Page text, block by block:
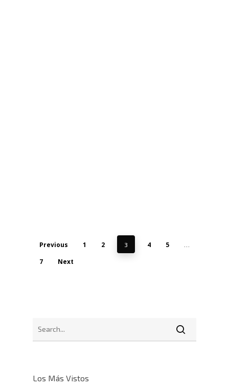
Previous 1 2 3 4 5
7 Next
Los Más Vistos